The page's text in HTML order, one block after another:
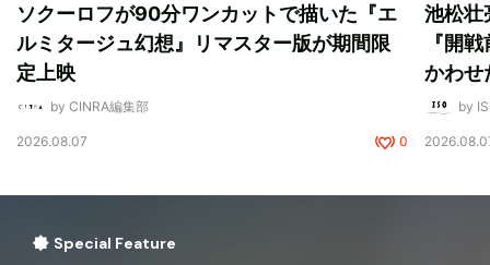
ソクーロフが90分ワンカットで描いた『エ
ルミタージュ幻想』リマスター版が期間限
定上映
by CINRA編集部
2026.08.07 0
池松壮
『開
かわせ
by
Special Feature